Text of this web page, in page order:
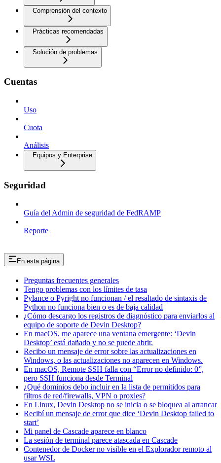
Comprensión del contexto
Prácticas recomendadas
Solución de problemas
Cuentas
Uso
Cuota
Análisis
Equipos y Enterprise
Seguridad
Guía del Admin de seguridad de FedRAMP
Reporte
En esta página
Preguntas frecuentes generales
Tengo problemas con los límites de tasa
Pylance o Pyright no funcionan / el resaltado de sintaxis de
Python no funciona bien o es de baja calidad
¿Cómo descargo los registros de diagnóstico para enviarlos al
equipo de soporte de Devin Desktop?
En macOS, me aparece una ventana emergente: ‘Devin
Desktop’ está dañado y no se puede abrir.
Recibo un mensaje de error sobre las actualizaciones en
Windows, o las actualizaciones no aparecen en Windows.
En macOS, Remote SSH falla con “Error no definido: 0”,
pero SSH funciona desde Terminal
¿Qué dominios debo incluir en la lista de permitidos para
filtros de red/firewalls, VPN o proxies?
En Linux, Devin Desktop no se inicia o se bloquea al arrancar
Recibí un mensaje de error que dice ‘Devin Desktop failed to
start’
Mi panel de Cascade aparece en blanco
La sesión de terminal parece atascada en Cascade
Contenedor de Docker no visible en el Explorador remoto al
usar WSL